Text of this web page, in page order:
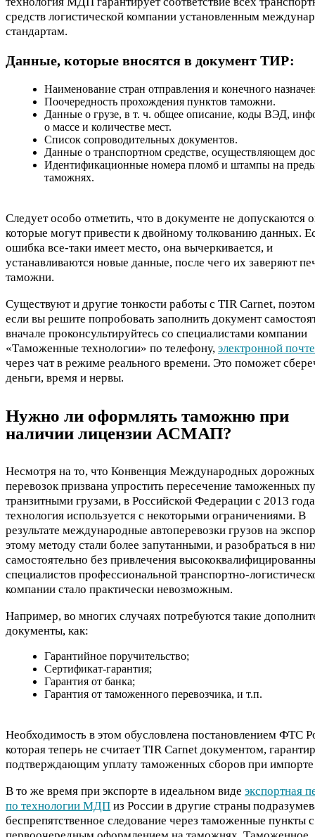
средств логистической компании установленным
стандартам.
Данные, которые вносятся в документ ТИР:
Наименование стран отправления и конечного
Поочередность прохождения пунктов таможни.
Данные о грузе, в т. ч. общее описание, коды ВЭД,
о массе и количестве мест.
Список сопроводительных документов.
Данные о транспортном средстве, осуществляющем
Идентификационные номера пломб и штампы на
таможнях.
Следует особо отметить, что в документе не допускаются
которые могут привести к двойному толкованию данных.
ошибка все-таки имеет место, она вычеркивается, и
устанавливаются новые данные, после чего их заверяют
таможни.
Существуют и другие тонкости работы с TIR Carnet,
если вы решите попробовать заполнить документ
вначале проконсультируйтесь со специалистами компании
«Таможенные технологии» по телефону, электронной почте
через чат в режиме реального времени. Это поможет
деньги, время и нервы.
Нужно ли оформлять таможню при
наличии лицензии АСМАП?
Несмотря на то, что Конвенция Международных дорожных
перевозок призвана упростить пересечение таможенных
транзитными грузами, в Российской Федерации с 2013
технология используется с некоторыми ограничениями. В
результате международные автоперевозки грузов на
этому методу стали более запутанными, и разобраться в
самостоятельно без привлечения
специалистов профессиональной транспортно-
компании стало практически невозможным.
Например, во многих случаях потребуются такие
документы, как:
Гарантийное поручительство;
Сертификат-гарантия;
Гарантия от банка;
Гарантия от таможенного перевозчика, и т.п.
Необходимость в этом обусловлена постановлением ФТС
которая теперь не считает TIR Carnet документом,
подтверждающим уплату таможенных сборов при импорте
В то же время при экспорте в идеальном виде экспортная
по технологии МДП из России в другие страны
беспрепятственное следование через таможенные пункты с